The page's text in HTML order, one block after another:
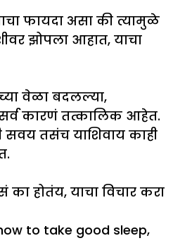
फायदा असा की त्यामुळे
झोपला आहात, याचा
वेळा बदलल्या,
कारणं तत्कालिक आहेत.
सवय तसंच याशिवाय काही
होतंय, याचा विचार करा
to take good sleep,